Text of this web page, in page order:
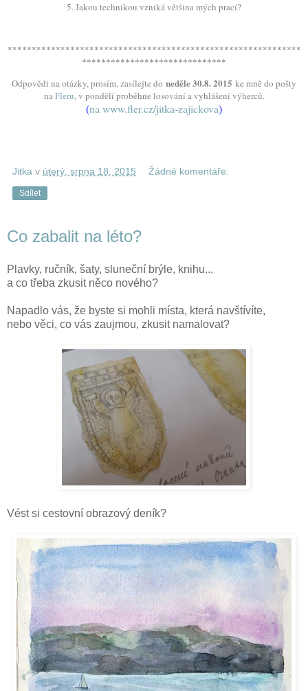
5. Jakou technikou vzniká většina mých prací?
*************************************************************
******************************
Odpovědi na otázky, prosím, zasílejte do neděle 30.8. 2015 ke mně do pošty
naFleru, v pondělí proběhne losování a vyhlášení výherců.
(na www.fler.cz/jitka-zajickova)
Jitka v úterý, srpna 18, 2015 Žádné komentáře:
Sdílet
Co zabalit na léto?
Plavky, ručník, šaty, sluneční brýle, knihu...
a co třeba zkusit něco nového?
Napadlo vás, že byste si mohli místa, která navštívíte,
nebo věci, co vás zaujmou, zkusit namalovat?
Vést si cestovní obrazový deník?